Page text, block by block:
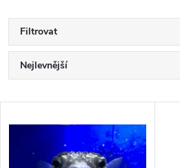
Filtrovat
Ř
a
z
Nejlevnější
Abecedně
V